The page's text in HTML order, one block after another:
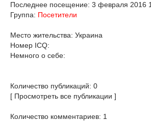
Последнее посещение: 3 февраля 2016
Группа: Посетители
Место жительства: Украина
Номер ICQ:
Немного о себе:
Количество публикаций: 0
[ Просмотреть все публикации ]
Количество комментариев: 1